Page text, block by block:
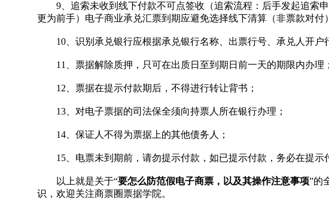
9、追索未收到线下付款不可点签收（追索流程：后手发起追索
更为前手）电子商业承兑汇票到期应避免选择线下清算（非票款对付
10、识别承兑银行应根据承兑银行名称、出票行号、承兑人开户
11、票据解除质押，只可在出质日至到期日前一天的期限内办理；
12、票据在提示付款期后，不得进行转让背书；
13、对电子票据的司法保全须向持票人所在银行办理；
14、保证人不得为票据上的其他债务人；
15、电票未到期前，请勿提示付款，如已提示付款，务必在提示
以上就是关于“要怎么防范假电子商票，以及其操作注意事项”的
识，欢迎关注商票圈票据学院。